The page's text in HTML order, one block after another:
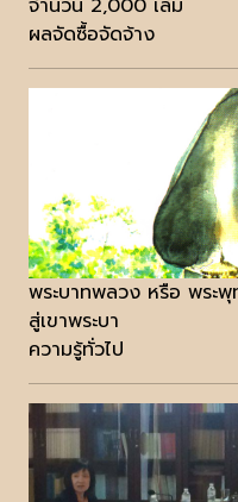
จำนวน 2,000 เล่ม
ผลจัดซื้อจัดจ้าง
พระบาทพลวง หรือ พระ
สู่เขาพระบา
ความรู้ทั่วไป